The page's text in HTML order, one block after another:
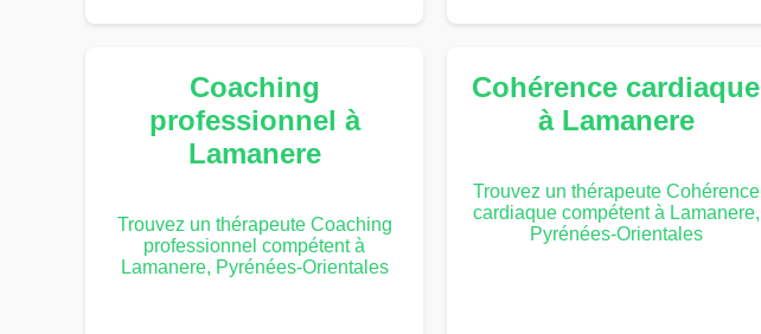
Coaching
professionnel à
Lamanere
Trouvez un thérapeute Coaching
professionnel compétent à
Lamanere, Pyrénées-Orientales
Cohérence cardiaque
à Lamanere
Trouvez un thérapeute Cohérence
cardiaque compétent à Lamanere,
Pyrénées-Orientales